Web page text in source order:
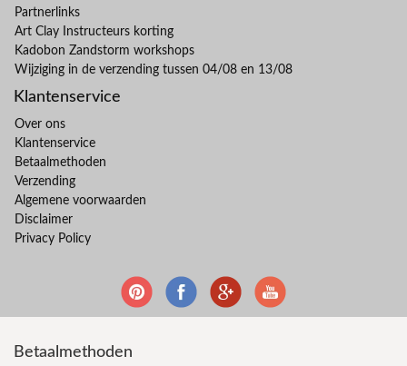
Partnerlinks
Art Clay Instructeurs korting
Kadobon Zandstorm workshops
Wijziging in de verzending tussen 04/08 en 13/08
Klantenservice
Over ons
Klantenservice
Betaalmethoden
Verzending
Algemene voorwaarden
Disclaimer
Privacy Policy
Betaalmethoden